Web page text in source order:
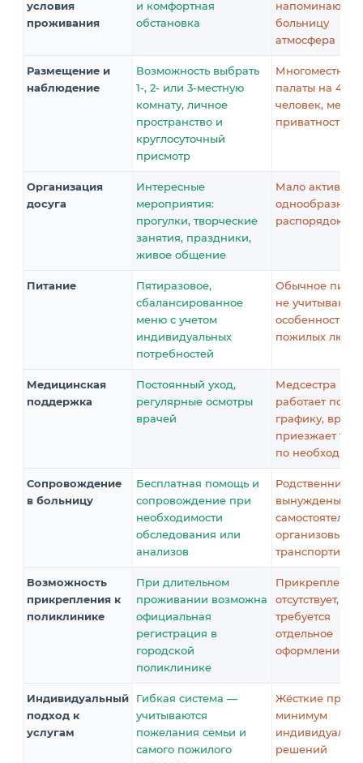
условия
проживания
и комфортная
обстановка
напоминающая
больницу
атмосфера
Размещение и
наблюдение
Возможность выбрать
1-, 2- или 3-местную
комнату, личное
пространство и
круглосуточный
присмотр
Многоместные
палаты на 4–8
человек,
приватности
Организация
досуга
Интересные
мероприятия:
прогулки, творческие
занятия, праздники,
живое общение
Мало
однообразный
распорядок
Питание
Пятиразовое,
сбалансированное
меню с учетом
индивидуальных
потребностей
Обычное
не
особенности
пожилых
Медицинская
поддержка
Постоянный уход,
регулярные осмотры
врачей
Медсестра
работает по
графику, врач
приезжает
по
Сопровождение
в больницу
Бесплатная помощь и
сопровождение при
необходимости
обследования или
анализов
Родственники
вынуждены
самостоятельно
Возможность
прикрепления к
поликлинике
При длительном
проживании возможна
официальная
регистрация в
городской
поликлинике
Прикрепление
отсутствует,
требуется
отдельное
оформление
Индивидуальный
подход к
услугам
Гибкая система —
учитываются
пожелания семьи и
самого пожилого
Жёсткие
минимум
решений